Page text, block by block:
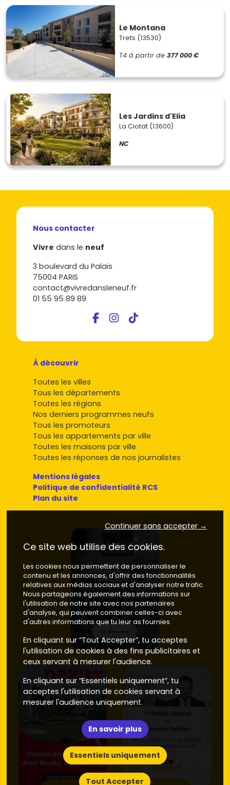
Le Montana
Trets (13530)
T4 à partir de 377 000 €
Les Jardins d'Elia
La Ciotat (13600)
NC
Nous contacter
Vivre dans le neuf
3 boulevard du Palais
75004 PARIS
contact@vivredansleneuf.fr
01 55 95 89 89
À découvrir
Toutes les villes
Tous les départements
Toutes les régions
Nos derniers programmes neufs
Tous les promoteurs
Tous les appartements par ville
Toutes les maisons par ville
Toutes les réponses de nos journalistes
Mentions légales
Politique de confidentialité RCS
Plan du site
Continuer sans accepter →
Ce site web utilise des cookies.
Les cookies nous permettent de personnaliser le
contenu et les annonces, d'offrir des fonctionnalités
relatives aux médias sociaux et d'analyser notre trafic.
Nous partageons également des informations sur
l'utilisation de notre site avec nos partenaires
d'analyse, qui peuvent combiner celles-ci avec
d'autres informations que tu leur as fournies.
En cliquant sur “Tout Accepter”, tu acceptes
l'utilisation de cookies à des fins publicitaires et
ceux servant à mesurer l'audience.
En cliquant sur “Essentiels uniquement”, tu
acceptes l'utilisation de cookies servant à
mesurer l'audience uniquement.
En savoir plus
Essentiels uniquement
Tout Accepter